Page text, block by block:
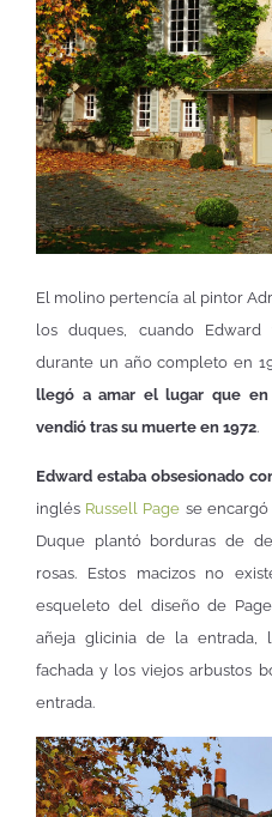
El molino pertencía al pintor
los duques, cuando
durante un año completo en
llegó a amar el lugar que
vendió tras su muerte en 1972.
Edward estaba obsesionado
inglés Russell Page se
Duque plantó borduras de
rosas. Estos macizos no
esqueleto del diseño de
añeja glicinia de la entrada,
fachada y los viejos arbustos
entrada.